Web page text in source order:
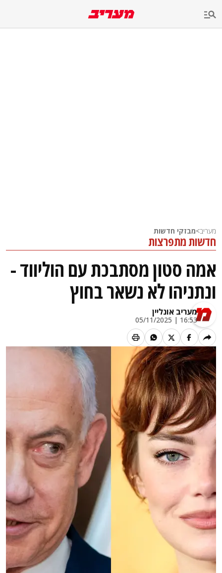
מעריב>מבזקי חדשות
חדשות מתפרצות
אמה סטון מסתבכת עם הוליווד -
ונתניהו לא נשאר בחוץ
מעריב אונליין
16:53 | 05/11/2025